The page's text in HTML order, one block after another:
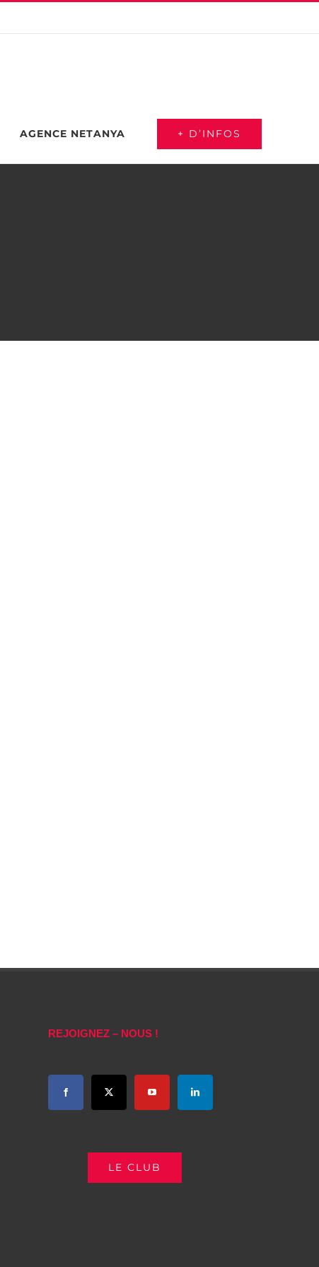
AGENCE NETANYA + D’INFOS
REJOIGNEZ – NOUS !
LE CLUB